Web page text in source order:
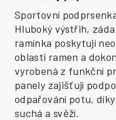
Sportovní
Hluboký výstřih,
ramínka poskytují
oblasti ramen a
vyrobená z funkční
panely zajišťují
odpařování potu,
suchá a svěží.